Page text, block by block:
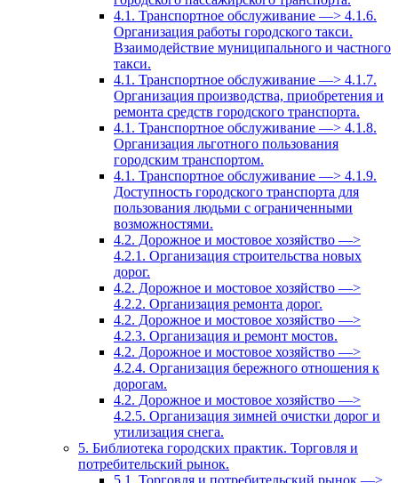
4.1. Транспортное обслуживание —> 4.1.6.
Организация работы городского такси.
Взаимодействие муниципального и частного
такси.
4.1. Транспортное обслуживание —> 4.1.7.
Организация производства, приобретения и
ремонта средств городского транспорта.
4.1. Транспортное обслуживание —> 4.1.8.
Организация льготного пользования
городским транспортом.
4.1. Транспортное обслуживание —> 4.1.9.
Доступность городского транспорта для
пользования людьми с ограниченными
возможностями.
4.2. Дорожное и мостовое хозяйство —>
4.2.1. Организация строительства новых
дорог.
4.2. Дорожное и мостовое хозяйство —>
4.2.2. Организация ремонта дорог.
4.2. Дорожное и мостовое хозяйство —>
4.2.3. Организация и ремонт мостов.
4.2. Дорожное и мостовое хозяйство —>
4.2.4. Организация бережного отношения к
дорогам.
4.2. Дорожное и мостовое хозяйство —>
4.2.5. Организация зимней очистки дорог и
утилизация снега.
5. Библиотека городских практик. Торговля и
потребительский рынок.
5.1. Торговля и потребительский рынок —>